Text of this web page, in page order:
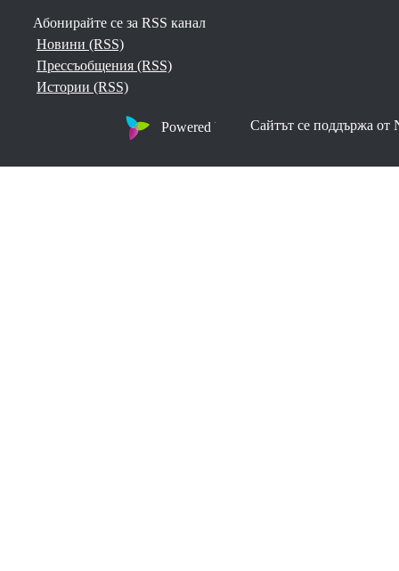
Новини (RSS)
Прессъобщения (RSS)
Истории (RSS)
Powered by Notified